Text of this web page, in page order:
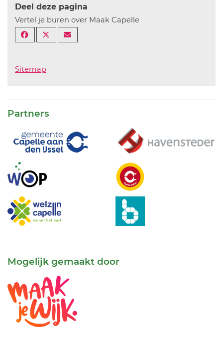
Deel deze pagina
Vertel je buren over Maak Capelle
Sitemap
Partners
Mogelijk gemaakt door